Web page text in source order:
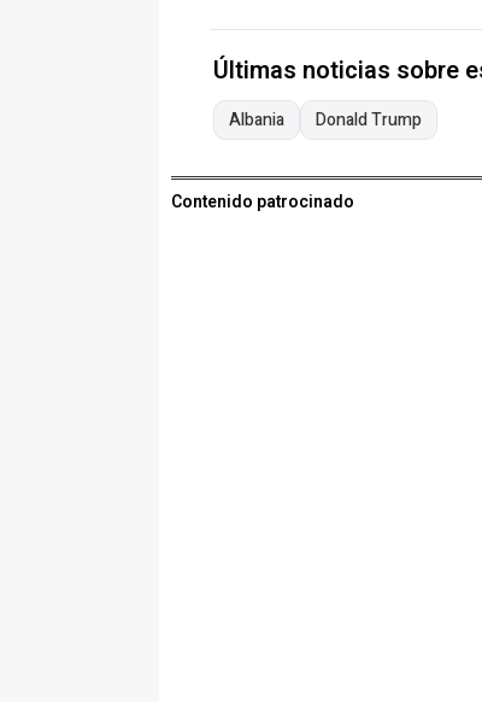
Últimas noticias sobre
Albania Donald Trump
Contenido patrocinado